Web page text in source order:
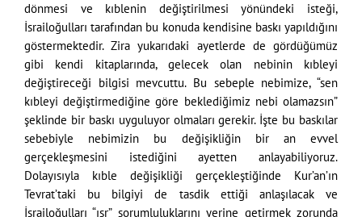
dönmesi ve kıblenin değiştirilmesi yönündeki isteği,
İsrailoğulları tarafından bu konuda kendisine baskı yapıldığını
göstermektedir. Zira yukarıdaki ayetlerde de gördüğümüz
gibi kendi kitaplarında, gelecek olan nebinin kıbleyi
değiştireceği bilgisi mevcuttu. Bu sebeple nebimize, “sen
kıbleyi değiştirmediğine göre beklediğimiz nebi olamazsın”
şeklinde bir baskı uyguluyor olmaları gerekir. İşte bu baskılar
sebebiyle nebimizin bu değişikliğin bir an evvel
gerçekleşmesini istediğini ayetten anlayabiliyoruz.
Dolayısıyla kıble değişikliği gerçekleştiğinde Kur’an’ın
Tevrat’taki bu bilgiyi de tasdik ettiği anlaşılacak ve
İsrailoğulları “ısr” sorumluluklarını yerine getirmek zorunda